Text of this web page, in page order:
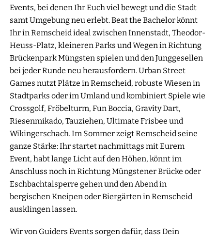
Events, bei denen Ihr Euch viel bewegt und die Stadt
samt Umgebung neu erlebt. Beat the Bachelor könnt
Ihr in Remscheid ideal zwischen Innenstadt, Theodor-
Heuss-Platz, kleineren Parks und Wegen in Richtung
Brückenpark Müngsten spielen und den Junggesellen
bei jeder Runde neu herausfordern. Urban Street
Games nutzt Plätze in Remscheid, robuste Wiesen in
Stadtparks oder im Umland und kombiniert Spiele wie
Crossgolf, Fröbelturm, Fun Boccia, Gravity Dart,
Riesenmikado, Tauziehen, Ultimate Frisbee und
Wikingerschach. Im Sommer zeigt Remscheid seine
ganze Stärke: Ihr startet nachmittags mit Eurem
Event, habt lange Licht auf den Höhen, könnt im
Anschluss noch in Richtung Müngstener Brücke oder
Eschbachtalsperre gehen und den Abend in
bergischen Kneipen oder Biergärten in Remscheid
ausklingen lassen.
Wir von Guiders Events sorgen dafür, dass Dein